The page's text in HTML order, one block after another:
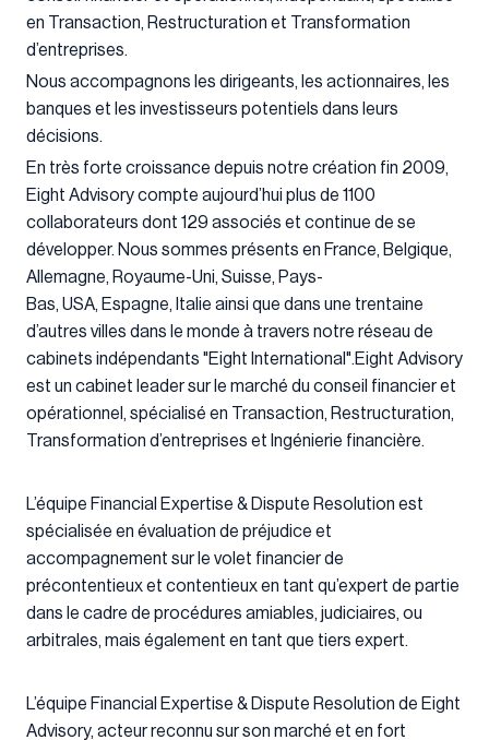
en Transaction, Restructuration et Transformation
d’entreprises.
Nous accompagnons les dirigeants, les actionnaires, les
banques et les investisseurs potentiels dans leurs
décisions.
En très forte croissance depuis notre création fin 2009,
Eight Advisory compte aujourd’hui plus de 1100
collaborateurs dont 129 associés et continue de se
développer. Nous sommes présents en France, Belgique,
Allemagne, Royaume-Uni, Suisse, Pays-
Bas, USA, Espagne, Italie ainsi que dans une trentaine
d’autres villes dans le monde à travers notre réseau de
cabinets indépendants "Eight International".Eight Advisory
est un cabinet leader sur le marché du conseil financier et
opérationnel, spécialisé en Transaction, Restructuration,
Transformation d’entreprises et Ingénierie financière.
L’équipe Financial Expertise & Dispute Resolution est
spécialisée en évaluation de préjudice et
accompagnement sur le volet financier de
précontentieux et contentieux en tant qu’expert de partie
dans le cadre de procédures amiables, judiciaires, ou
arbitrales, mais également en tant que tiers expert.
L’équipe Financial Expertise & Dispute Resolution de Eight
Advisory, acteur reconnu sur son marché et en fort